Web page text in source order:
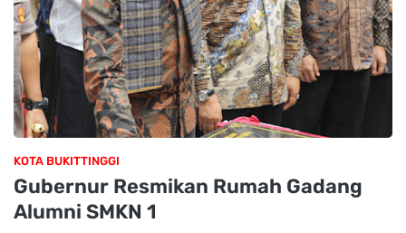
KOTA BUKITTINGGI
Gubernur Resmikan Rumah Gadang
Alumni SMKN 1